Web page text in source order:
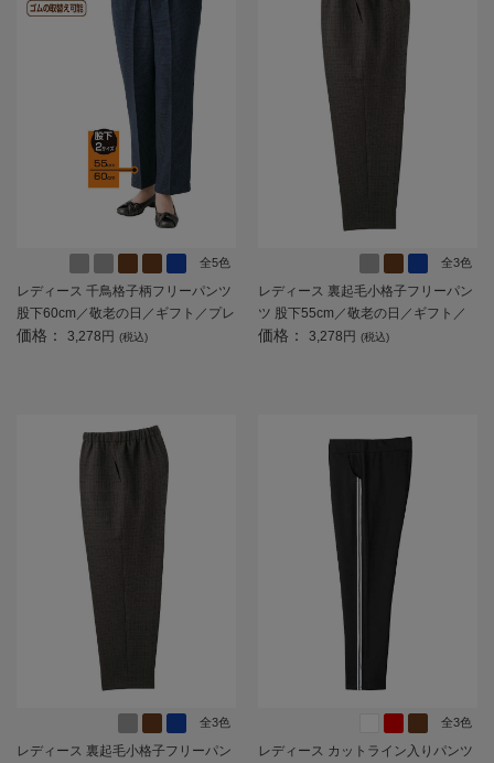
全5色
レディース 千鳥格子柄フリーパンツ
股下60cm／敬老の日／ギフト／プレ
ゼント 【CF】
価格： 3,278円 (税込)
全3色
レディース 裏起毛小格子フリーパン
ツ 股下55cm／敬老の日／ギフト／
プレゼント 【CF】
価格： 3,278円 (税込)
全3色
レディース 裏起毛小格子フリーパン
全3色
レディース カットライン入りパンツ